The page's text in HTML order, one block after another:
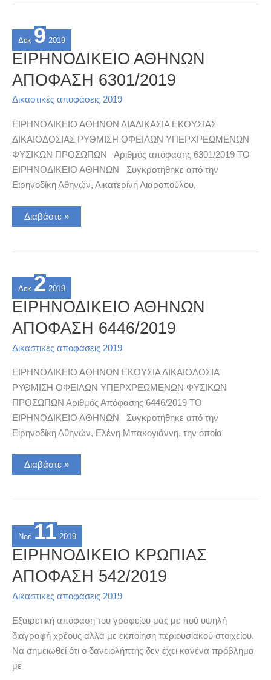
Δεκ 9 2019
ΕΙΡΗΝΟΔΙΚΕΙΟ ΑΘΗΝΩΝ
ΑΠΟΦΑΣΗ 6301/2019
Δικαστικές αποφάσεις 2019
ΕΙΡΗΝΟΔΙΚΕΙΟ ΑΘΗΝΩΝ ΔΙΑΔΙΚΑΣΙΑ ΕΚΟΥΣΙΑΣ
ΔΙΚΑΙΟΔΟΣΙΑΣ ΡΥΘΜΙΣΗ ΟΦΕΙΛΩΝ ΥΠΕΡΧΡΕΩΜΕΝΩΝ
ΦΥΣΙΚΩΝ ΠΡΟΣΩΠΩΝ Αριθμός απόφασης 6301/2019 ΤΟ
ΕΙΡΗΝΟΔΙΚΕΙΟ ΑΘΗΝΩΝ Συγκροτήθηκε από την
Ειρηνοδίκη Αθηνών, Αικατερίνη Λιαροπούλου,
ΕΙΡΗΝΟΔΙΚΕΙΟ
ΑΘΗΝΩΝ
Διαβάστε »
Δεκ 2 2019
ΕΙΡΗΝΟΔΙΚΕΙΟ ΑΘΗΝΩΝ
ΑΠΟΦΑΣΗ 6446/2019
Δικαστικές αποφάσεις 2019
ΕΙΡΗΝΟΔΙΚΕΙΟ ΑΘΗΝΩΝ ΕΚΟΥΣΙΑ ΔΙΚΑΙΟΔΟΣΙΑ
ΡΥΘΜΙΣΗ ΟΦΕΙΛΩΝ ΥΠΕΡΧΡΕΩΜΕΝΩΝ ΦΥΣΙΚΩΝ
ΠΡΟΣΩΠΩΝ Αριθμός Απόφασης 6446/2019 ΤΟ
ΕΙΡΗΝΟΔΙΚΕΙΟ ΑΘΗΝΩΝ Συγκροτήθηκε από την
Ειρηνοδίκη Αθηνών, Ελένη Μπακογιάννη, την οποία
ΕΙΡΗΝΟΔΙΚΕΙΟ
ΑΘΗΝΩΝ
Διαβάστε »
Νοέ 11 2019
ΕΙΡΗΝΟΔΙΚΕΙΟ ΚΡΩΠΙΑΣ
ΑΠΟΦΑΣΗ 542/2019
Δικαστικές αποφάσεις 2019
Εξαιρετική απόφαση του γραφείου μας με πού υψηλή
διαγραφή χρέους αλλά με εκποίηση περιουσιακού στοιχείου.
Να σημειωθεί ότι ο δανειολήπτης δεν έχει κανένα πρόβλημα
με